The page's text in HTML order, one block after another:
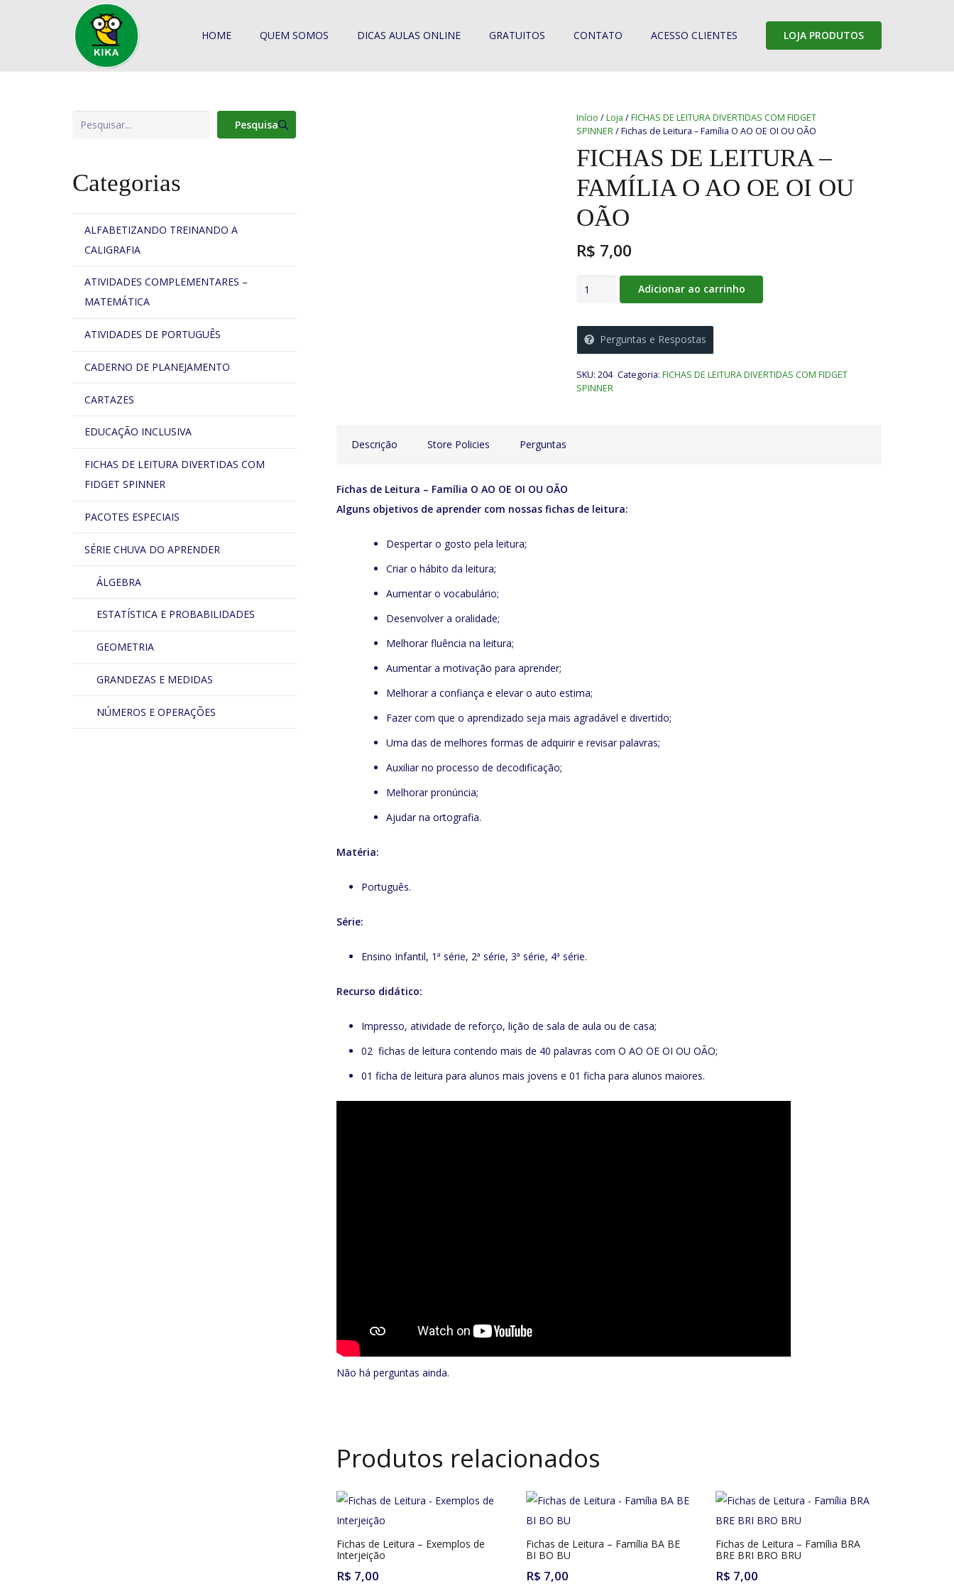
HOME QUEM SOMOS DICAS AULAS ONLINE GRATUITOS CONTATO ACESSO CLIENTES LOJA PRODUTOS
Início /Loja /FICHAS DE LEITURA DIVERTIDAS COM FIDGET
SPINNER/ Fichas de Leitura – Família O AO OE OI OU OÃO
FICHAS DE LEITURA –
FAMÍLIA O AO OE OI OU
OÃO
R$ 7,00
Fichas
Leitura
O
quantidade
Adicionar ao carrinho
Perguntas e Respostas
SKU:204 Categoria:FICHAS DE LEITURA DIVERTIDAS COM FIDGET
SPINNER
Descrição Store Policies Perguntas
Fichas de Leitura – Família O AO OE OI OU OÃO
Alguns objetivos de aprender com nossas fichas de leitura:
Despertar o gosto pela leitura;
Criar o hábito da leitura;
Aumentar o vocabulário;
Desenvolver a oralidade;
Melhorar fluência na leitura;
Aumentar a motivação para aprender;
Melhorar a confiança e elevar o auto estima;
Fazer com que o aprendizado seja mais agradável e divertido;
Uma das de melhores formas de adquirir e revisar palavras;
Auxiliar no processo de decodificação;
Melhorar pronúncia;
Ajudar na ortografia.
Matéria:
Português.
Série:
Ensino Infantil, 1ª série, 2ª série, 3ª série, 4ª série.
Recurso didático:
Impresso, atividade de reforço, lição de sala de aula ou de casa;
02 fichas de leitura contendo mais de 40 palavras com O AO OE OI OU OÃO;
01 ficha de leitura para alunos mais jovens e 01 ficha para alunos maiores.
Não há perguntas ainda.
Produtos relacionados
Fichas de Leitura – Exemplos de
Interjeição
R$ 7,00
Fichas de Leitura – Família BA BE
BI BO BU
R$ 7,00
Fichas de Leitura – Família BRA
BRE BRI BRO BRU
R$ 7,00
Pesquisa Pesquisa
Categorias
ALFABETIZANDO TREINANDO A
CALIGRAFIA
ATIVIDADES COMPLEMENTARES –
MATEMÁTICA
ATIVIDADES DE PORTUGUÊS
CADERNO DE PLANEJAMENTO
CARTAZES
EDUCAÇÃO INCLUSIVA
FICHAS DE LEITURA DIVERTIDAS COM
FIDGET SPINNER
PACOTES ESPECIAIS
SÉRIE CHUVA DO APRENDER
ÁLGEBRA
ESTATÍSTICA E PROBABILIDADES
GEOMETRIA
GRANDEZAS E MEDIDAS
NÚMEROS E OPERAÇÕES